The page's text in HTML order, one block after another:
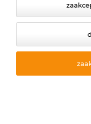
Jarek:+48 698 460
Starecegly.com